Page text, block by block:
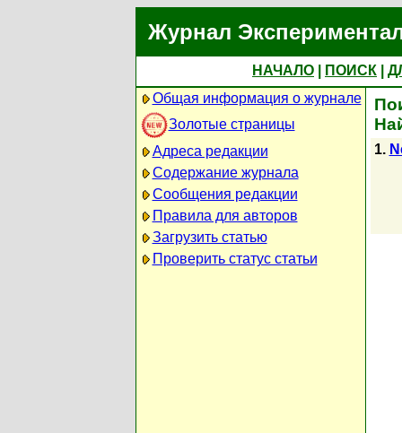
Журнал
НАЧАЛО ПОИСК
Общая информация о журнале
Золотые страницы
Адреса редакции
Содержание журнала
Сообщения редакции
Правила для авторов
Загрузить статью
Проверить статус статьи
1.